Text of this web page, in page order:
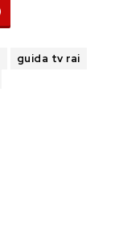
guida tv rai